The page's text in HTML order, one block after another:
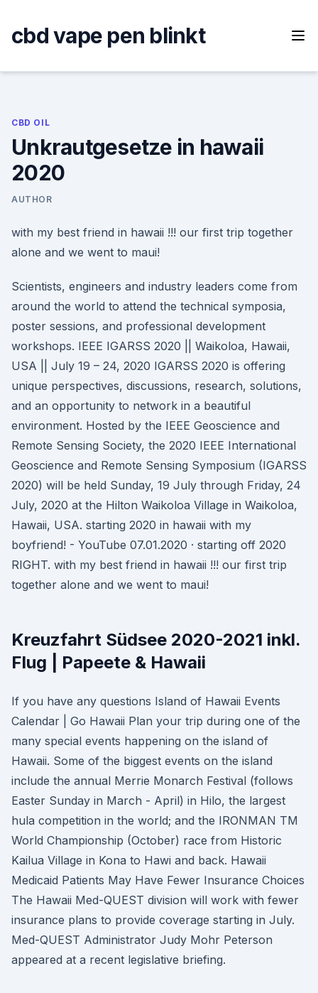
content
cbd vape pen blinkt
CBD OIL
Unkrautgesetze in hawaii
2020
AUTHOR
with my best friend in hawaii !!! our first trip together
alone and we went to maui!
Scientists, engineers and industry leaders come from
around the world to attend the technical symposia,
poster sessions, and professional development
workshops. IEEE IGARSS 2020 || Waikoloa, Hawaii,
USA || July 19 – 24, 2020 IGARSS 2020 is offering
unique perspectives, discussions, research, solutions,
and an opportunity to network in a beautiful
environment. Hosted by the IEEE Geoscience and
Remote Sensing Society, the 2020 IEEE International
Geoscience and Remote Sensing Symposium (IGARSS
2020) will be held Sunday, 19 July through Friday, 24
July, 2020 at the Hilton Waikoloa Village in Waikoloa,
Hawaii, USA. starting 2020 in hawaii with my
boyfriend! - YouTube 07.01.2020 · starting off 2020
RIGHT. with my best friend in hawaii !!! our first trip
together alone and we went to maui!
Kreuzfahrt Südsee 2020-2021 inkl.
Flug | Papeete & Hawaii
If you have any questions Island of Hawaii Events
Calendar | Go Hawaii Plan your trip during one of the
many special events happening on the island of
Hawaii. Some of the biggest events on the island
include the annual Merrie Monarch Festival (follows
Easter Sunday in March - April) in Hilo, the largest
hula competition in the world; and the IRONMAN TM
World Championship (October) race from Historic
Kailua Village in Kona to Hawi and back. Hawaii
Medicaid Patients May Have Fewer Insurance Choices
The Hawaii Med-QUEST division will work with fewer
insurance plans to provide coverage starting in July.
Med-QUEST Administrator Judy Mohr Peterson
appeared at a recent legislative briefing.